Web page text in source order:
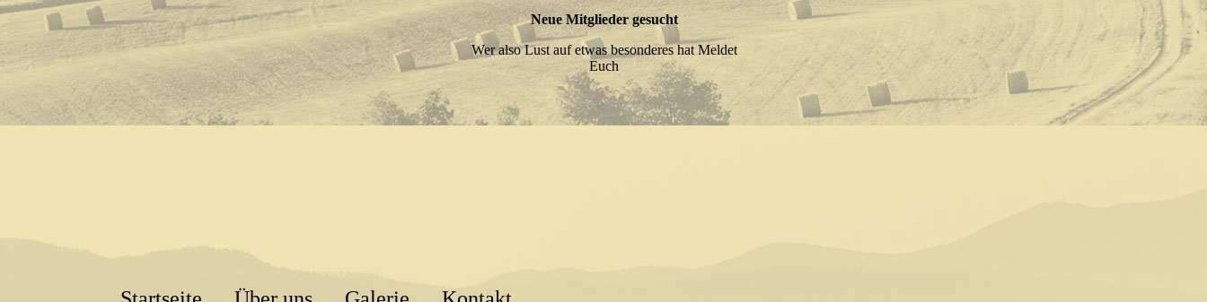
Neue Mitglieder gesucht
Wer also Lust auf etwas besonderes hat Meldet
Euch